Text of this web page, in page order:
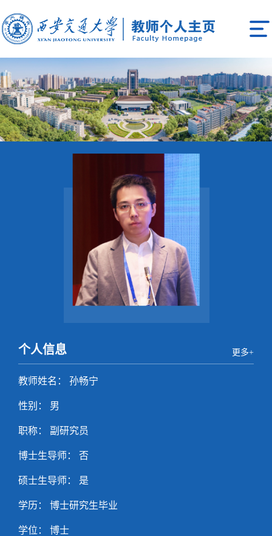
个人信息 更多+
教师姓名： 孙畅宁
性别： 男
职称： 副研究员
博士生导师： 否
硕士生导师： 是
学历： 博士研究生毕业
学位： 博士